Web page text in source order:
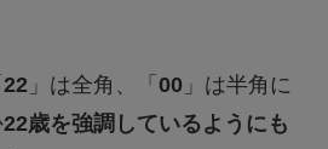
22」は全角、「 00」は半角に
22歳を強調しているようにも